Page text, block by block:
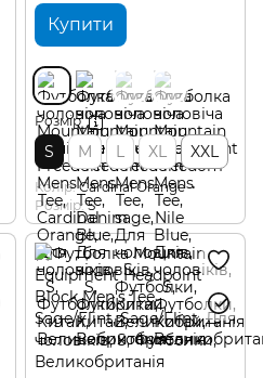
Купити
Розмір
S M L XL XXL
Колір Cardinal Orange
Розмір S